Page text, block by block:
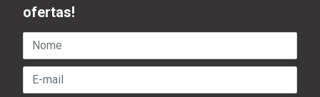
ofertas!